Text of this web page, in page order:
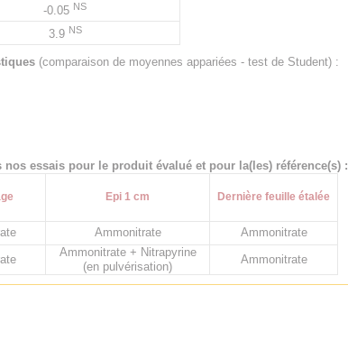
-0.05 NS
3.9 NS
(comparaison de moyennes appariées - test de Student) :
essais pour le produit évalué et pour la(les) référence(s) :
Epi 1 cm Dernière feuille étalée
Ammonitrate
Ammonitrate
Ammonitrate + Nitrapyrine
(en pulvérisation)
Ammonitrate